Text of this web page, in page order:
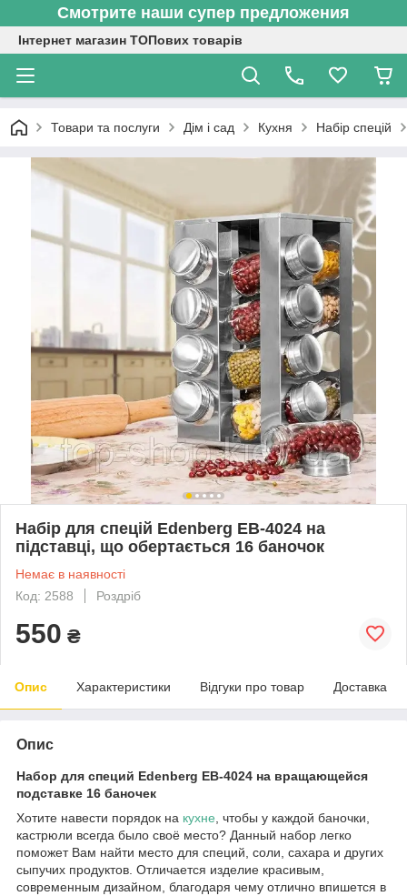
Смотрите наши супер предложения
Інтернет магазин ТОПових товарів
Товари та послуги Дім і сад Кухня Набір спецій
Набір для спецій Edenberg EB-4024 на
підставці, що обертається 16 баночок
Немає в наявності
Код: 2588
Роздріб
550 ₴
Опис Характеристики Відгуки про товар Доставка
Опис
Набор для специй Edenberg EB-4024 на вращающейся
подставке 16 баночек
Хотите навести порядок на кухне , чтобы у каждой баночки,
кастрюли всегда было своё место? Данный набор легко
поможет Вам найти место для специй, соли, сахара и других
сыпучих продуктов. Отличается изделие красивым,
современным дизайном, благодаря чему отлично впишется в